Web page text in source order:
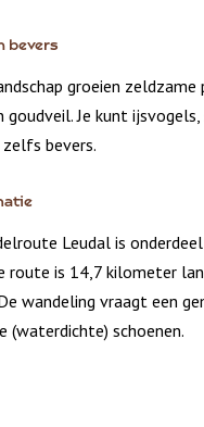
bevers
groeien
Je kunt ijsvogels,
bevers.
Leudal is
route is 14,7 kilometer
wandeling vraagt een
(waterdichte) schoenen.